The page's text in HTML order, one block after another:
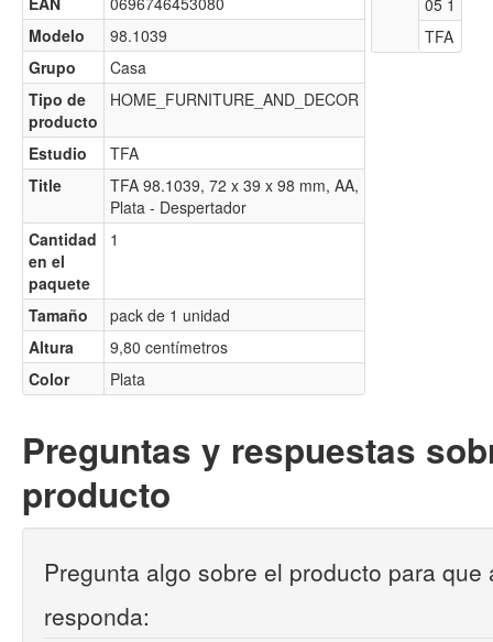
Modelo
98.1039
Grupo
Casa
Tipo de
producto
HOME_FURNITURE_AND_DECOR
Estudio
TFA
Title
TFA 98.1039, 72 x 39 x 98 mm, AA,
Plata - Despertador
Cantidad
en el
paquete
1
Tamaño
pack de 1 unidad
Altura
9,80 centímetros
Color
Plata
05 1
TFA
Preguntas y respuestas
producto
Pregunta algo sobre el producto para que
responda: